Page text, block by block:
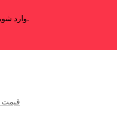
وارد شوید یا یک حساب کاربری جدید ایجاد کنید.
قیمت